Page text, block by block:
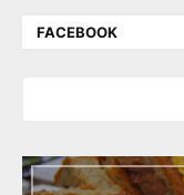
FACEBOOK
I
n